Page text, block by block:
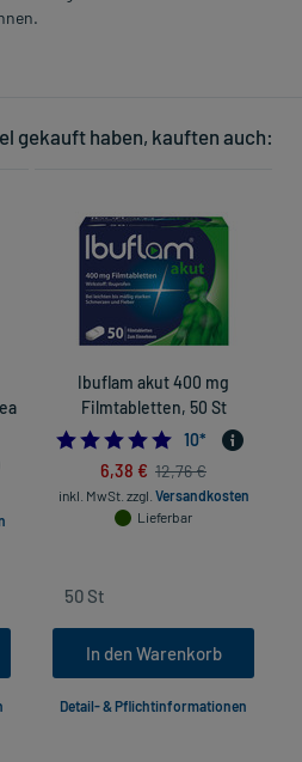
gekauft haben, kauften auch:
Ibuflam akut 400 mg
Filmtabletten, 50 St
5.0
10*
6,38 € 12,76 €
inkl. MwSt. zzgl. Versandkosten
Lieferbar
In den Warenkorb
Detail- & Pflichtinformationen